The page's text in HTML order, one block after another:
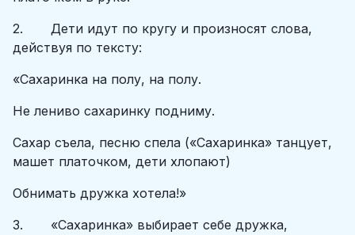
2. Дети идут по кругу и произносят слова,
действуя по тексту:
«Сахаринка на полу, на полу.
Не лениво сахаринку подниму.
Сахар съела, песню спела («Сахаринка» танцует,
машет платочком, дети хлопают)
Обнимать дружка хотела!»
3. «Сахаринка» выбирает себе дружка,